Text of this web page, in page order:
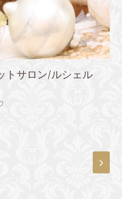
トサロン/ルシェル